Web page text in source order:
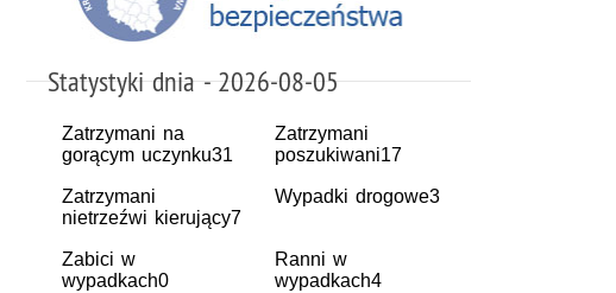
Statystyki dnia - 2026-08-05
Zatrzymani na
gorącym uczynku31
Zatrzymani
poszukiwani17
Zatrzymani
nietrzeźwi kierujący7
Wypadki drogowe3
Zabici w
wypadkach0
Ranni w
wypadkach4